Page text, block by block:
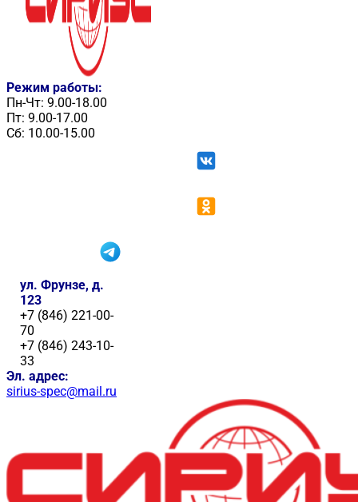
Режим работы:
Пн-Чт: 9.00-18.00
Пт: 9.00-17.00
Сб: 10.00-15.00
ул. Фрунзе, д.
123
+7 (846) 221-00-
70
+7 (846) 243-10-
33
Эл. адрес:
sirius-spec@mail.ru